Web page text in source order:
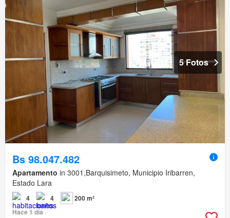
5 Fotos
Bs 98.047.482
Apartamento in 3001,Barquisimeto, Municipio Iribarren,
Estado Lara
4 4
200 m²
Hace 1 día